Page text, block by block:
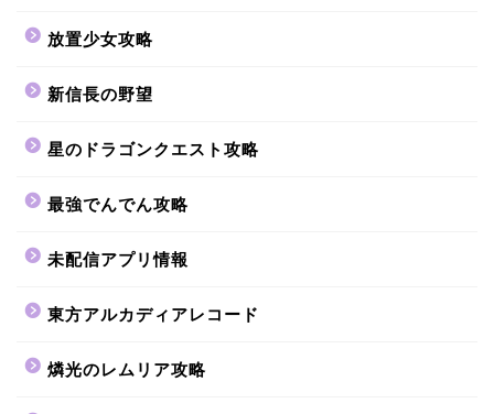
放置少女攻略
新信長の野望
星のドラゴンクエスト攻略
最強でんでん攻略
未配信アプリ情報
東方アルカディアレコード
燐光のレムリア攻略